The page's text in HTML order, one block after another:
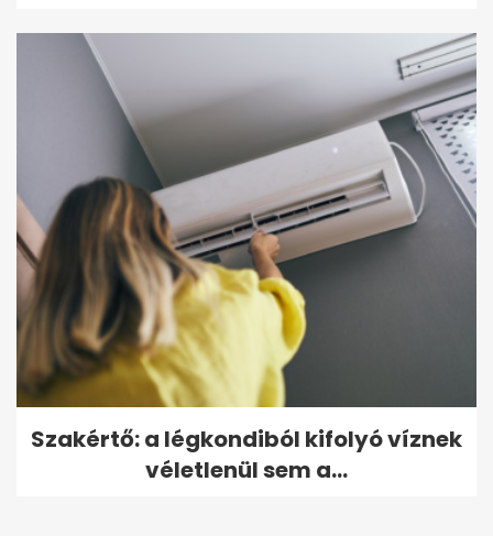
Szakértő: a légkondiból kifolyó víznek
véletlenül sem a...